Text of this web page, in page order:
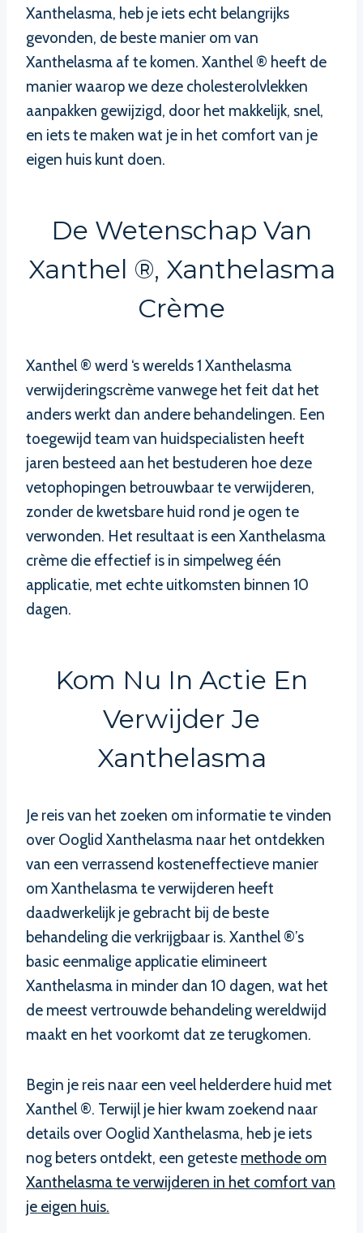
Xanthelasma, heb je iets echt belangrijks
gevonden, de beste manier om van
Xanthelasma af te komen. Xanthel ® heeft de
manier waarop we deze cholesterolvlekken
aanpakken gewijzigd, door het makkelijk, snel,
en iets te maken wat je in het comfort van je
eigen huis kunt doen.
De Wetenschap Van
Xanthel ®, Xanthelasma
Crème
Xanthel ® werd ‘s werelds 1 Xanthelasma
verwijderingscrème vanwege het feit dat het
anders werkt dan andere behandelingen. Een
toegewijd team van huidspecialisten heeft
jaren besteed aan het bestuderen hoe deze
vetophopingen betrouwbaar te verwijderen,
zonder de kwetsbare huid rond je ogen te
verwonden. Het resultaat is een Xanthelasma
crème die effectief is in simpelweg één
applicatie, met echte uitkomsten binnen 10
dagen.
Kom Nu In Actie En
Verwijder Je
Xanthelasma
Je reis van het zoeken om informatie te vinden
over Ooglid Xanthelasma naar het ontdekken
van een verrassend kosteneffectieve manier
om Xanthelasma te verwijderen heeft
daadwerkelijk je gebracht bij de beste
behandeling die verkrijgbaar is. Xanthel ®’s
basic eenmalige applicatie elimineert
Xanthelasma in minder dan 10 dagen, wat het
de meest vertrouwde behandeling wereldwijd
maakt en het voorkomt dat ze terugkomen.
Begin je reis naar een veel helderdere huid met
Xanthel ®. Terwijl je hier kwam zoekend naar
details over Ooglid Xanthelasma, heb je iets
nog beters ontdekt, een geteste methode om
Xanthelasma te verwijderen in het comfort van
je eigen huis.